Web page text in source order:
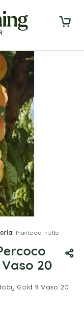
Piante da frutto
20
Gold 9 Vaso 20